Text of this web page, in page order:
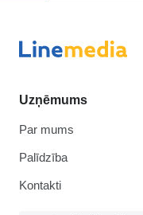
Uzņēmums
Par mums
Palīdzība
Kontakti